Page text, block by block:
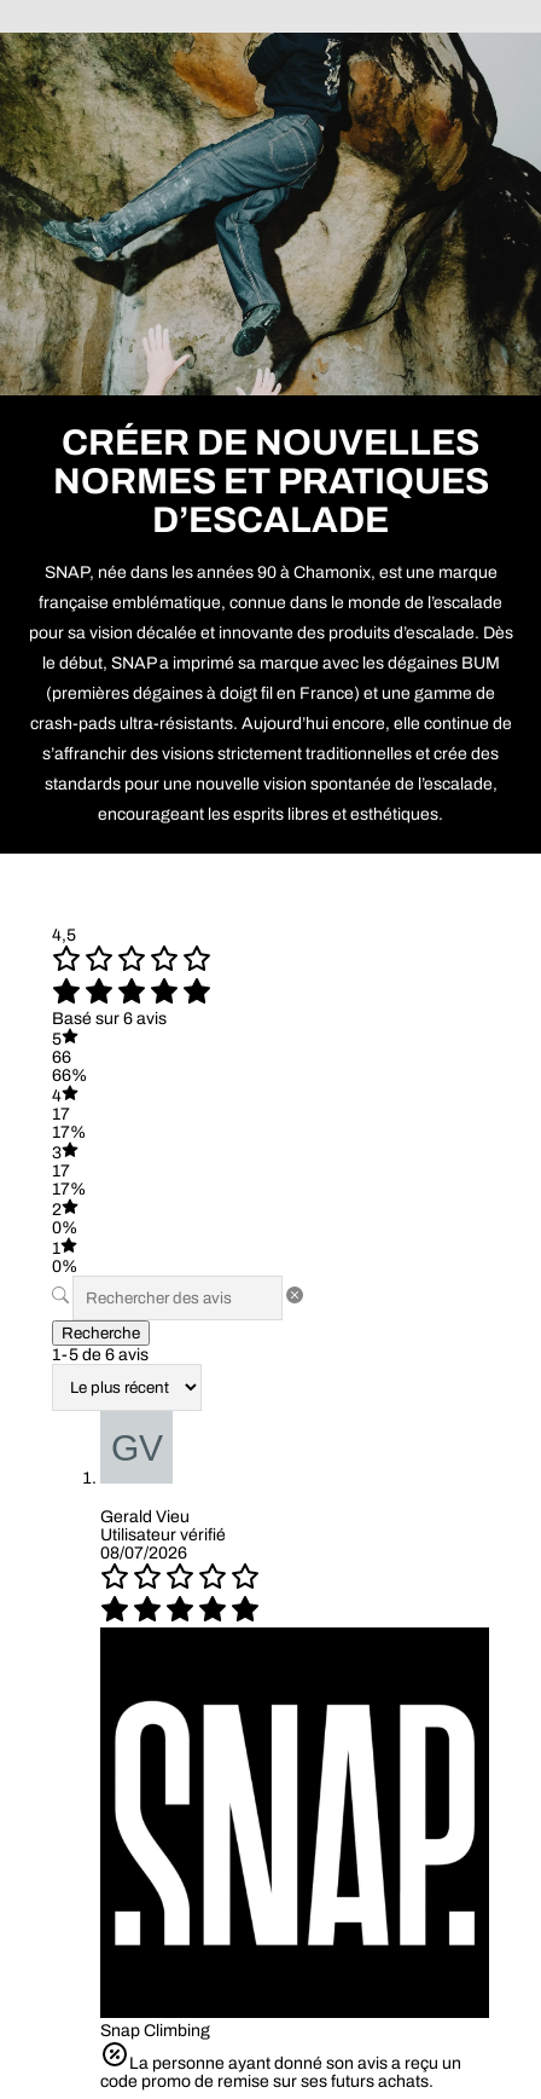
CRÉER DE NOUVELLES
NORMES ET PRATIQUES
D’ESCALADE
SNAP, née dans les années 90 à Chamonix, est une marque
française emblématique, connue dans le monde de l’escalade
pour sa vision décalée et innovante des produits d’escalade. Dès
le début, SNAP a imprimé sa marque avec les dégaines BUM
(premières dégaines à doigt fil en France) et une gamme de
crash-pads ultra-résistants. Aujourd’hui encore, elle continue de
s’affranchir des visions strictement traditionnelles et crée des
standards pour une nouvelle vision spontanée de l’escalade,
encourageant les esprits libres et esthétiques.
4,5
Basé sur 6 avis
5
66
66%
4
17
17%
3
17
17%
2
0%
1
0%
Recherche
1-5 de 6 avis
Gerald Vieu
Utilisateur vérifié
08/07/2026
Snap Climbing
La personne ayant donné son avis a reçu un
code promo de remise sur ses futurs achats.